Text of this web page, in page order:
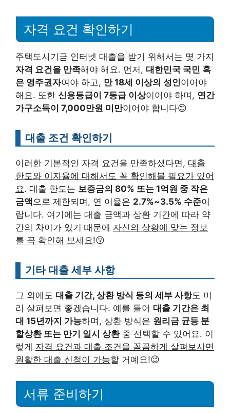
자격 요건 확인하기
주택도시기금 인터넷 대출을 받기 위해서는 몇 가지
자격 요건을 만족해야 해요. 먼저, 대한민국 국민 혹
은 영주권자여야 하고, 만 18세 이상의 성인이어야
해요. 또한 신용등급이 7등급 이상이어야 하며, 연간
가구소득이 7,000만원 미만이어야 합니다😊
대출 조건 확인하기
이러한 기본적인 자격 요건을 만족하셨다면, 대출
한도와 이자율에 대해서도 꼭 확인해볼 필요가 있어
요. 대출 한도는 보증금의 80% 또는 1억원 중 작은
금액으로 제한되며, 연 이율은 2.7%~3.5% 수준이
랍니다. 여기에는 대출 금액과 상환 기간에 따라 약
간의 차이가 있기 때문에 자신의 상황에 맞는 정보
를 꼭 확인해 보세요!😗
기타 대출 세부 사항
그 외에도 대출 기간, 상환 방식 등의 세부 사항도 미
리 살펴보면 좋겠습니다. 예를 들어 대출 기간은 최
대 15년까지 가능하며, 상환 방식은 원리금 균등 분
할상환 또는 만기 일시 상환중 선택할 수 있어요. 이
렇게 자격 요건과 대출 조건을 꼼꼼하게 살펴보시면
원활한 대출 신청이 가능할 거예요!😉
서류 준비하기